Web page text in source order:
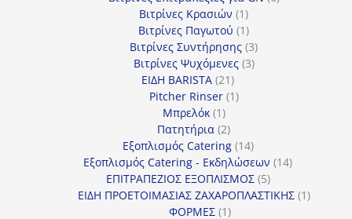
Βιτρίνες Κρασιών 11
προϊόν
Βιτρίνες Παγωτού 11
προϊόν
Βιτρίνες Συντήρησης 33
προϊόντα
Βιτρίνες Ψυχόμενες 33
ΕΙΔΗ BARISTA 2121
προϊόντα
Pitcher Rinser 11
Μπρελόκ 11
προϊόν
Πατητήρια 22
προϊόντα
Εξοπλισμός Catering 1414
προϊόντα
Εξοπλισμός Catering - Εκδηλώσεων 1414
ΕΠΙΤΡΑΠΕΖΙΟΣ ΕΞΟΠΛΙΣΜΟΣ 55
προϊόντα
ΕΙΔΗ ΠΡΟΕΤΟΙΜΑΣΙΑΣ ΖΑΧΑΡΟΠΛΑΣΤΙΚΗΣ 11
ΦΟΡΜΕΣ 11